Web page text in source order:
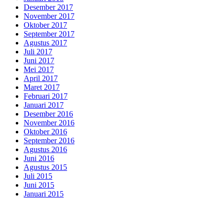
Desember 2017
November 2017
Oktober 2017
September 2017
Agustus 2017
Juli 2017
Juni 2017
Mei 2017
April 2017
Maret 2017
Februari 2017
Januari 2017
Desember 2016
November 2016
Oktober 2016
September 2016
Agustus 2016
Juni 2016
Agustus 2015
Juli 2015
Juni 2015
Januari 2015